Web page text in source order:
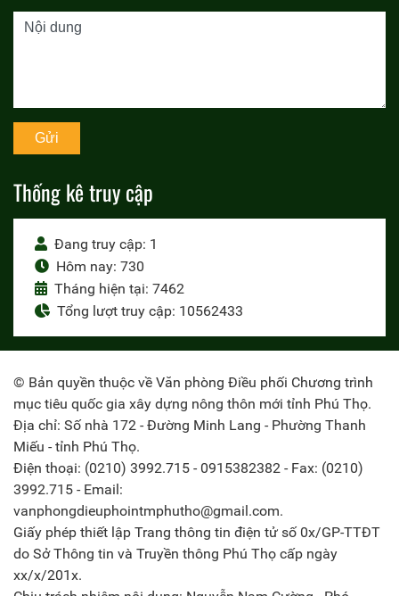
Thống kê truy cập
Đang truy cập: 1
Hôm nay: 730
Tháng hiện tại: 7462
Tổng lượt truy cập: 10562433
© Bản quyền thuộc về Văn phòng Điều phối Chương trình
mục tiêu quốc gia xây dựng nông thôn mới tỉnh Phú Thọ.
Địa chỉ: Số nhà 172 - Đường Minh Lang - Phường Thanh
Miếu - tỉnh Phú Thọ.
Điện thoại: (0210) 3992.715 - 0915382382 - Fax: (0210)
3992.715 - Email:
vanphongdieuphointmphutho@gmail.com.
Giấy phép thiết lập Trang thông tin điện tử số 0x/GP-TTĐT
do Sở Thông tin và Truyền thông Phú Thọ cấp ngày
xx/x/201x.